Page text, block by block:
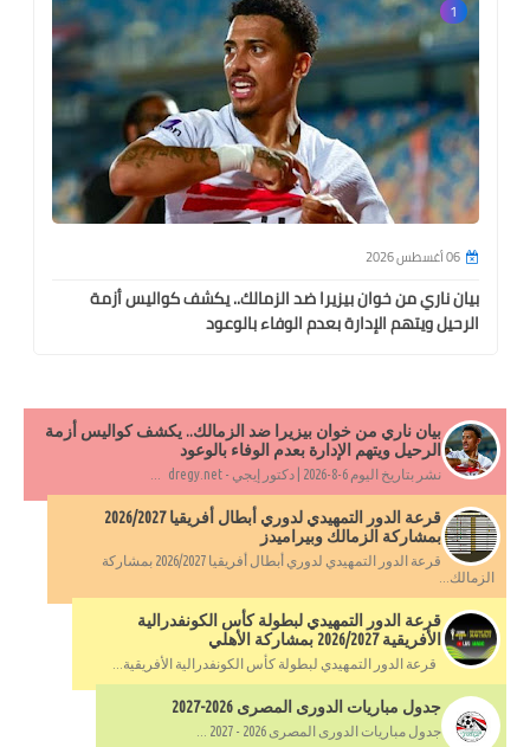
1
06 أغسطس 2026
بيان ناري من خوان بيزيرا ضد الزمالك.. يكشف كواليس أزمة
الرحيل ويتهم الإدارة بعدم الوفاء بالوعود
بيان ناري من خوان بيزيرا ضد الزمالك.. يكشف كواليس أزمة
الرحيل ويتهم الإدارة بعدم الوفاء بالوعود
نشر بتاريخ اليوم 6-8-2026 | دكتور إيجي - dregy.net ...
قرعة الدور التمهيدي لدوري أبطال أفريقيا 2026/2027
بمشاركة الزمالك وبيراميدز
قرعة الدور التمهيدي لدوري أبطال أفريقيا 2026/2027 بمشاركة
الزمالك...
قرعة الدور التمهيدي لبطولة كأس الكونفدرالية
الأفريقية 2026/2027 بمشاركة الأهلي
قرعة الدور التمهيدي لبطولة كأس الكونفدرالية الأفريقية...
جدول مباريات الدورى المصرى 2026-2027
جدول مباريات الدورى المصرى 2026 - 2027 ...